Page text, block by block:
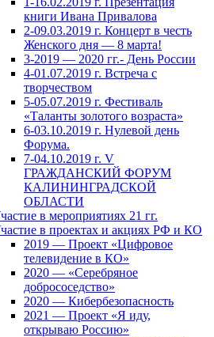
книги Ивана Привалова
2-09.03.2019 г. Концерт в честь
Женского дня — 8 марта!
3-2019 — 2020 гг.- День России
4-01.07.2019 г. Встреча с
творчеством
5-05.07.2019 г. Фестиваль
«Таланты золотого возраста»
6-03.10.2019 г. Нулевой день
Форума.
7-04.10.2019 г. V
ГРАЖДАНСКИЙ ФОРУМ
КАЛИНИНГРАДСКОЙ
ОБЛАСТИ
в мероприятиях 21 гг.
в проектах и акциях РФ и КО
2019 — Проект «Цифровое
телевидение в КО»
2020 — «Серебряное
добрососедство»
2020 — Кибербезопасность
2021 — Проект «Я иду,
открываю Россию»